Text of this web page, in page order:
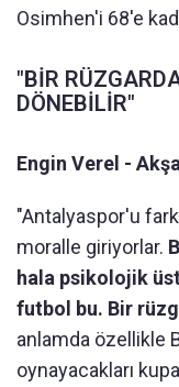
Osimhen'i 68'e
"BİR
DÖNEBİLİR"
Engin Verel -
"Antalyaspor'u
moralle giriyorlar.
hala psikolojik
futbol bu. Bir
anlamda özellikle
oynayacakları